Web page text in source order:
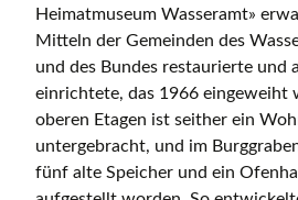
Heimatmuseum Wasseramt»
Mitteln der Gemeinden des
und des Bundes restaurierte und
einrichtete, das 1966 eingeweiht
oberen Etagen ist seither ein
untergebracht, und im
fünf alte Speicher und ein